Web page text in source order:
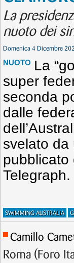
La
nuoto dei
Domenica 4 Dicembre
NUOTO La
super
seconda
dalle
svelato da
pubblicato
Telegraph.
SWIMMING AUSTRALIA
Camillo
Roma (Foro